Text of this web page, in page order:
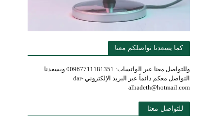
كما يسعدنا تواصلكم معنا
وللتواصل معنا عبر الواتساب: 00967711181351 ويسعدنا
التواصل معكم دائماً عبر البريد الإلكتروني dar-
alhadeth@hotmail.com
للتواصل معنا